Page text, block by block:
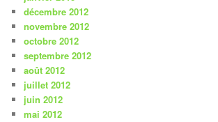
décembre 2012
novembre 2012
octobre 2012
septembre 2012
août 2012
juillet 2012
juin 2012
mai 2012